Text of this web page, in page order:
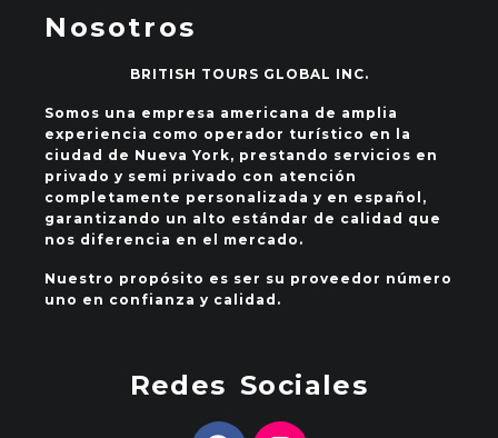
Nosotros
BRITISH TOURS GLOBAL INC.
Somos una empresa americana de amplia
experiencia como operador turístico en la
ciudad de Nueva York, prestando servicios en
privado y semi privado con atención
completamente personalizada y en español,
garantizando un alto estándar de calidad que
nos diferencia en el mercado.
Nuestro propósito es ser su proveedor número
uno en confianza y calidad.
Redes Sociales